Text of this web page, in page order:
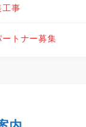
事
トナー募集